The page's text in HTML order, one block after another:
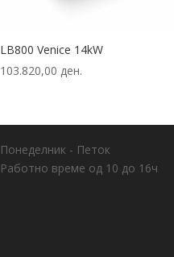
LB800 Venice 14kW
103.820,00 ден.
Понеделник - Петок
Работно време од 10 до 16ч